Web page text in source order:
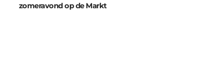
zomeravond op de Markt